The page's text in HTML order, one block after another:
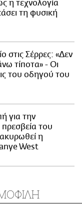
η τεχνολογία
τη φυσική
στις Σέρρες: «Δεν
τίποτα» - Οι
του οδηγού του
για την
του
η
West